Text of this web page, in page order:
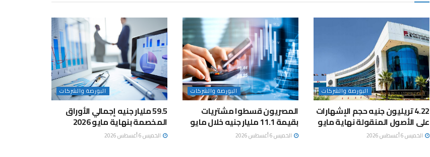
البورصة والشركات
4.22 تريليون جنيه حجم الإشهارات
على الأصول المنقولة نهاية مايو
الخميس 6 أغسطس 2026
البورصة والشركات
المصريون قسطوا مشتريات
بقيمة 11.1 مليار جنيه خلال مايو
الخميس 6 أغسطس 2026
البورصة والشركات
59.5 مليار جنيه إجمالي الأوراق
المخصمة بنهاية مايو 2026
الخميس 6 أغسطس 2026